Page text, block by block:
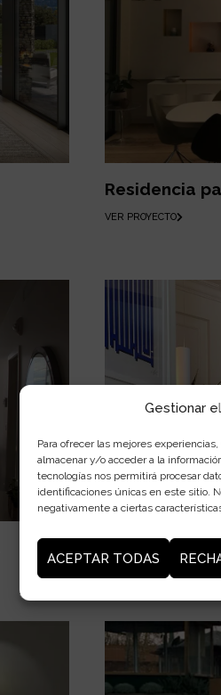
Gestionar
Para ofrecer las mejores
almacenar y/o acceder a la
tecnologías nos permitirá procesar
identificaciones únicas en este sitio.
negativamente a ciertas
ACEPTAR TODAS
Residencia
VER PROYECTO
Residencia
VER PROYECTO